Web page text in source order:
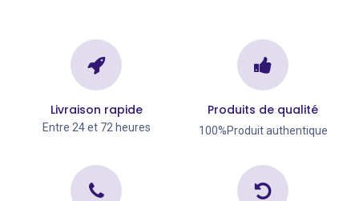
Livraison rapide
Entre 24 et 72 heures
Produits de qualité
100%Produit authentique